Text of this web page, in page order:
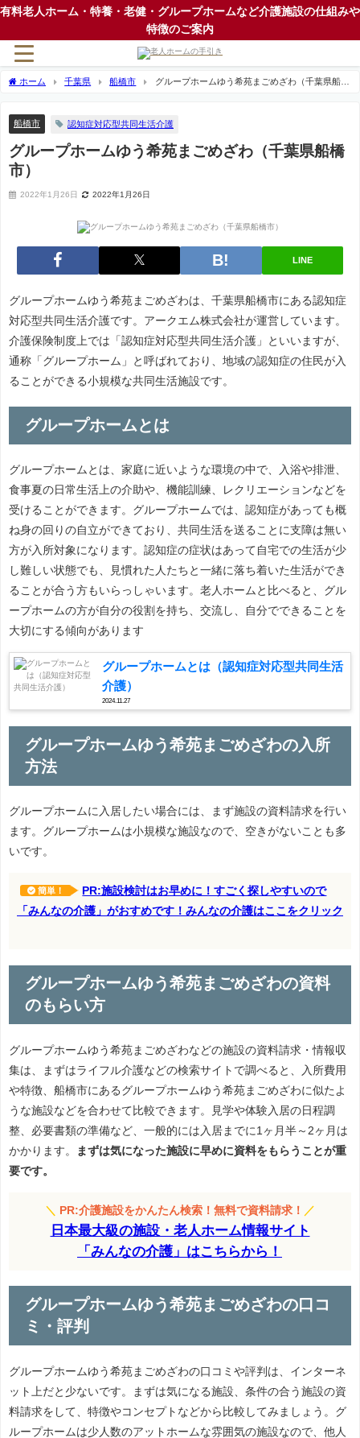
有料老人ホーム・特養・老健・グループホームなど介護施設の仕組みや
特徴のご案内
ホーム 千葉県 船橋市
グループホームゆう希苑まごめざわ（千葉県船橋
船橋市 認知症対応型共同生活介護
グループホームゆう希苑まごめざわ（千葉県船橋
市）
2022年1月26日 2022年1月26日
LINE
グループホームゆう希苑まごめざわは、千葉県船橋市にある認知症
対応型共同生活介護です。アークエム株式会社が運営しています。
介護保険制度上では「認知症対応型共同生活介護」といいますが、
通称「グループホーム」と呼ばれており、地域の認知症の住民が入
ることができる小規模な共同生活施設です。
グループホームとは
グループホームとは、家庭に近いような環境の中で、入浴や排泄、
食事夏の日常生活上の介助や、機能訓練、レクリエーションなどを
受けることができます。グループホームでは、認知症があっても概
ね身の回りの自立ができており、共同生活を送ることに支障は無い
方が入所対象になります。認知症の症状はあって自宅での生活が少
し難しい状態でも、見慣れた人たちと一緒に落ち着いた生活ができ
ることが合う方もいらっしゃいます。老人ホームと比べると、グル
ープホームの方が自分の役割を持ち、交流し、自分でできることを
大切にする傾向があります
グループホームとは（認知症対応型共同生活
介護）
2024.11.27
グループホームゆう希苑まごめざわの入所
方法
グループホームに入居したい場合には、まず施設の資料請求を行い
ます。グループホームは小規模な施設なので、空きがないことも多
いです。
簡単！
PR:施設検討はお早めに！すごく探しやすいので
「みんなの介護」がおすめです！みんなの介護はここをクリック
グループホームゆう希苑まごめざわの資料
のもらい方
グループホームゆう希苑まごめざわなどの施設の資料請求・情報収
集は、まずはライフル介護などの検索サイトで調べると、入所費用
や特徴、船橋市にあるグループホームゆう希苑まごめざわに似たよ
うな施設などを合わせて比較できます。見学や体験入居の日程調
整、必要書類の準備など、一般的には入居までに1ヶ月半～2ヶ月は
かかります。
まずは気になった施設に早めに資料をもらうことが重
要です。
＼ PR:介護施設をかんたん検索！無料で資料請求！ ／
日本最大級の施設・老人ホーム情報サイト
「みんなの介護」はこちらから！
グループホームゆう希苑まごめざわの口コ
ミ・評判
グループホームゆう希苑まごめざわの口コミや評判は、インターネ
ット上だと少ないです。まずは気になる施設、条件の合う施設の資
料請求をして、特徴やコンセプトなどから比較してみましょう。グ
ループホームは少人数のアットホームな雰囲気の施設なので、他人